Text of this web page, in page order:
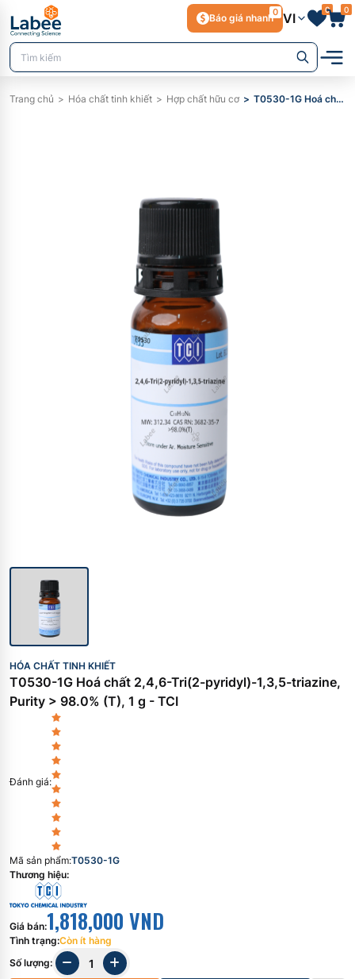
Báo giá nhanh
0 VI
0 0
Trang chủ Hóa chất tinh khiết Hợp chất hữu cơ T0530-1G Hoá chất 2,4,6-Tri(2-pyridyl)-1,3,5-triazine, Purity > 98.0% (T), 1 g - TCI
HÓA CHẤT TINH KHIẾT
T0530-1G Hoá chất 2,4,6-Tri(2-pyridyl)-1,3,5-triazine,
Purity > 98.0% (T), 1 g - TCI
Đánh giá:
Mã sản phẩm:T0530-1G
Thương hiệu:
Giá bán:1,818,000 VND
Tình trạng:Còn ít hàng
Số lượng: